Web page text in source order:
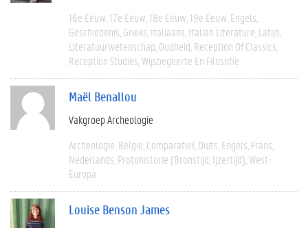
16e Eeuw 17e Eeuw 18e Eeuw 19e Eeuw Engels
Geschiedenis Grieks Italiaans Italian Literature Latijn
Literatuurwetenschap Oudheid Reception Of Classics
Reception Studies Wijsbegeerte En Filosofie
Maël Benallou
Vakgroep Archeologie
Archeologie België Comparatief Duits Engels Frans
Nederlands Protohistorie (bronstijd, Ijzertijd) West-
Europa
Louise Benson James